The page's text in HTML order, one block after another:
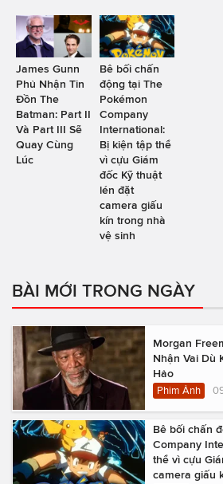
James Gunn
Phủ Nhận Tin
Đồn The
Batman: Part II
Và Part III Sẽ
Quay Cùng
Lúc
Bê bối chấn
động tại The
Pokémon
Company
International:
Bị kiện tập thể
vì cựu Giám
đốc Kỹ thuật
lén đặt
camera giấu
kín trong nhà
vệ sinh
BÀI MỚI TRONG NGÀY
Morgan
Nhận Vai Dù
Hảo
Phim Ảnh
Bê bối chấn
Company
thể vì cựu
camera giấu